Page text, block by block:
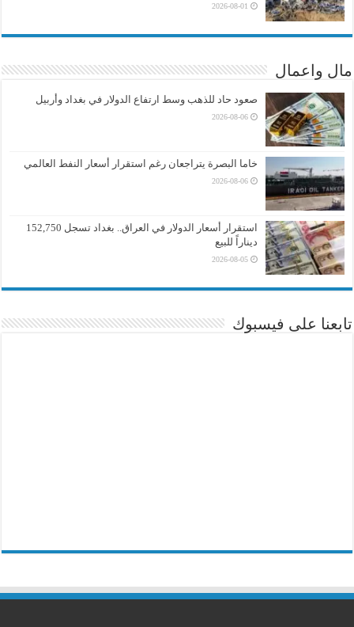
2026-08-01
مال واعمال
صعود حاد للذهب وسط ارتفاع الدولار في بغداد وأربيل
2026-08-06
خاما البصرة يتراجعان رغم استقرار أسعار النفط العالمي
2026-08-06
استقرار أسعار الدولار في العراق.. بغداد تسجل 152,750
ديناراً للبيع
2026-08-05
تابعنا على فيسبوك